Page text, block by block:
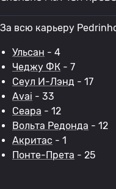
За всю карьеру
Ульсан - 4
Чеджу ФК - 7
Сеул И-Лэнд - 17
Avai - 33
Сеара - 12
Вольта Редонда - 12
Акритас - 1
Понте-Прета - 25